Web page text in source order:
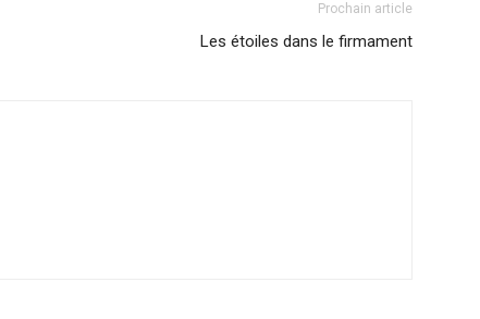
Prochain article
Les étoiles dans le firmament